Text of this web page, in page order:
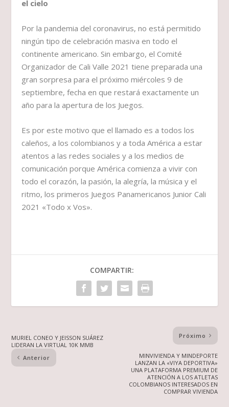
el cielo
Por la pandemia del coronavirus, no está permitido
ningún tipo de celebración masiva en todo el
continente americano. Sin embargo, el Comité
Organizador de Cali Valle 2021 tiene preparada una
gran sorpresa para el próximo miércoles 9 de
septiembre, fecha en que restará exactamente un
año para la apertura de los Juegos.
Es por este motivo que el llamado es a todos los
caleños, a los colombianos y a toda América a estar
atentos a las redes sociales y a los medios de
comunicación porque América comienza a vivir con
todo el corazón, la pasión, la alegría, la música y el
ritmo, los primeros Juegos Panamericanos Junior Cali
2021 «Todo x Vos».
COMPARTIR:
MURIEL CONEO Y JEISSON SUÁREZ
LIDERAN LA VIRTUAL 10K MMB
Anterior
Próximo
MINVIVIENDA Y MINDEPORTE
LANZAN LA «VIYA DEPORTIVA»
UNA PLATAFORMA PREMIUM DE
ATENCIÓN A LOS ATLETAS
COLOMBIANOS INTERESADOS EN
COMPRAR VIVIENDA